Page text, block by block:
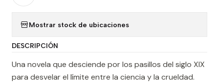
Mostrar stock de ubicaciones
DESCRIPCIÓN
Una novela que desciende por los pasillos del siglo XIX
para desvelar el límite entre la ciencia y la crueldad.